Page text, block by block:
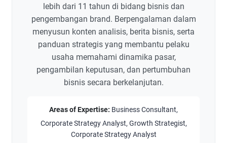
lebih dari 11 tahun di bidang bisnis dan
pengembangan brand. Berpengalaman dalam
menyusun konten analisis, berita bisnis, serta
panduan strategis yang membantu pelaku
usaha memahami dinamika pasar,
pengambilan keputusan, dan pertumbuhan
bisnis secara berkelanjutan.
Areas of Expertise: Business Consultant,
Corporate Strategy Analyst, Growth Strategist,
Corporate Strategy Analyst